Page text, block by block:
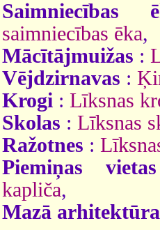
Saimniecības
saimniecības ēka,
Mācītājmuižas :
Vējdzirnavas :
Krogi : Līksnas
Skolas : Līksnas
Ražotnes :
Piemiņas vietas
kapliča,
Mazā arhitektūra